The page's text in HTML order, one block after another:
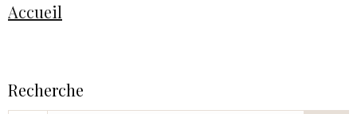
Accueil
Recherche